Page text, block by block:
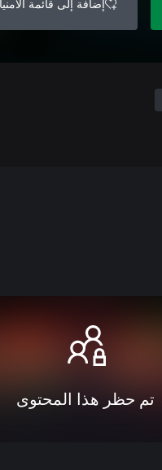
إضافة إلى قائمة
تم حظر هذا المحتوى